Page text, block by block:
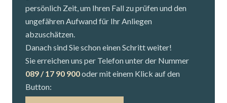
persönlich Zeit, um Ihren Fall zu prüfen und den
ungefähren Aufwand für Ihr Anliegen
abzuschätzen.
Danach sind Sie schon einen Schritt weiter!
Sie erreichen uns per Telefon unter der Nummer
089 / 17 90 900oder mit einem Klick auf den
Button: